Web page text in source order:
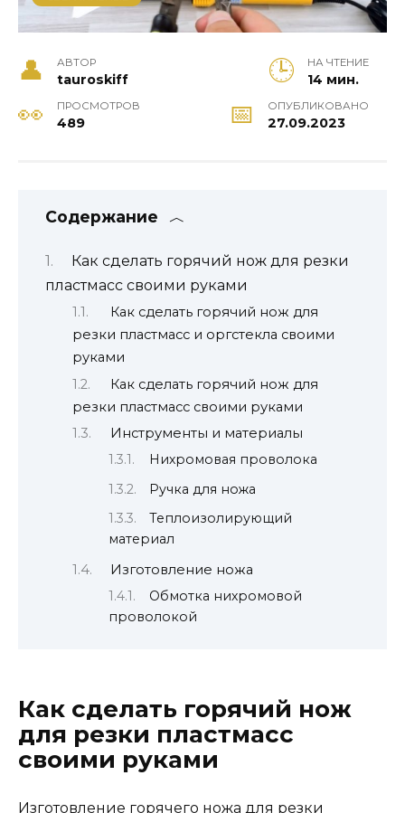
АВТОР
tauroskiff
НА ЧТЕНИЕ
14 мин.
ПРОСМОТРОВ
489
ОПУБЛИКОВАНО
27.09.2023
Содержание
Как сделать горячий нож для резки
пластмасс своими руками
Как сделать горячий нож для
резки пластмасс и оргстекла своими
руками
Как сделать горячий нож для
резки пластмасс своими руками
Инструменты и материалы
Нихромовая проволока
Ручка для ножа
Теплоизолирующий
материал
Изготовление ножа
Обмотка нихромовой
проволокой
Как сделать горячий нож
для резки пластмасс
своими руками
Изготовление горячего ножа для резки